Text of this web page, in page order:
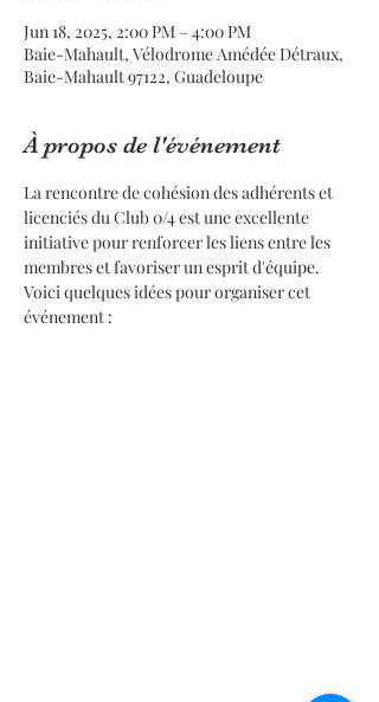
Jun 18, 2025, 2:00 PM – 4:00 PM
Baie-Mahault, Vélodrome Amédée Détraux,
Baie-Mahault 97122, Guadeloupe
À propos de l'événement
La rencontre de cohésion des adhérents et
licenciés du Club 0/4 est une excellente
initiative pour renforcer les liens entre les
membres et favoriser un esprit d'équipe.
Voici quelques idées pour organiser cet
événement :